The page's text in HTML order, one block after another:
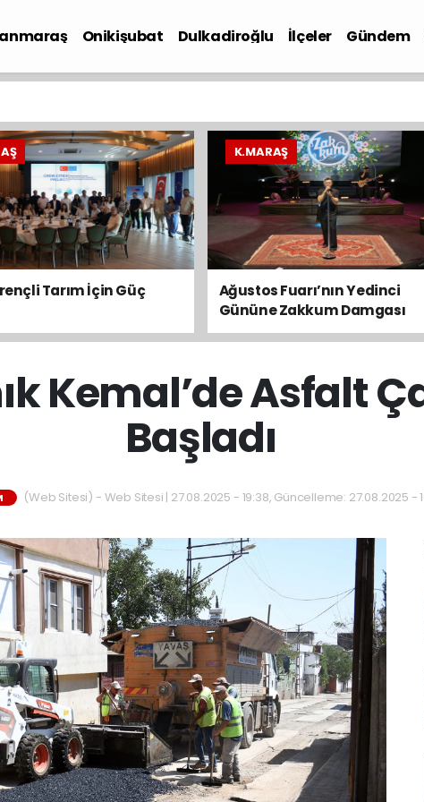
Onikişubat Dulkadiroğlu İlçeler Gündem
Tarım İçin Güç
K.MARAŞ
Ağustos Fuarı’nın Yedinci
Gününe Zakkum Damgası
Kemal’de Asfalt
Başladı
(Web Sitesi) - Web Sitesi | 27.08.2025 - 19:38, Güncelleme: 27.08.2025 -